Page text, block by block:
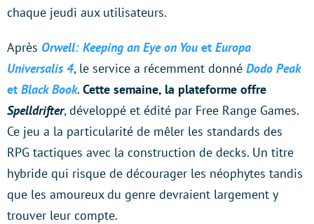
chaque jeudi aux utilisateurs.
Après Orwell: Keeping an Eye on Youet Europa
Universalis 4, le service a récemment donné Dodo Peak
et Black Book. Cette semaine, la plateforme offre
Spelldrifter, développé et édité par Free Range Games.
Ce jeu a la particularité de mêler les standards des
RPG tactiques avec la construction de decks. Un titre
hybride qui risque de décourager les néophytes tandis
que les amoureux du genre devraient largement y
trouver leur compte.